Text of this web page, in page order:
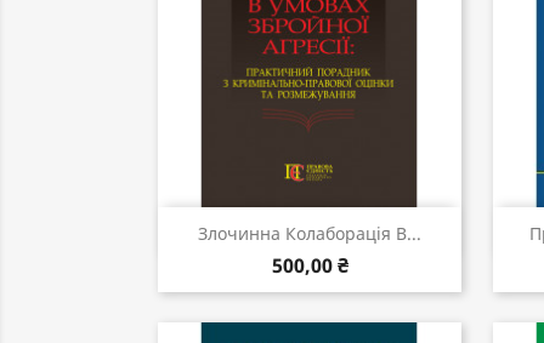
Злочинна Колаборація В...
500,00 ₴
Швидкий перегляд